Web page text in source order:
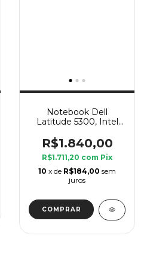
Notebook Dell
Latitude 5300, Intel
GB Ram, SSD 240 GB
R$1.840,00
R$1.711,20 com Pix
10 x de R$184,00 sem
juros